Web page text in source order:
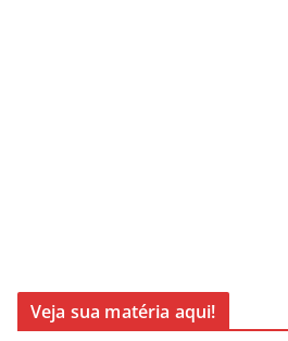
Veja sua matéria aqui!